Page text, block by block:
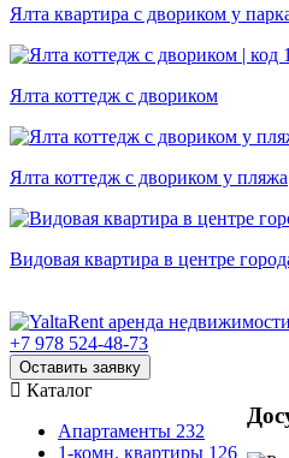
Ялта квартира с двориком у
Ялта коттедж с двориком
Ялта коттедж с двориком у пляжа
Видовая квартира в центре
+7 978 524-48-73
Оставить заявку
Каталог
Апартаменты 232
1-комн. квартиры 126